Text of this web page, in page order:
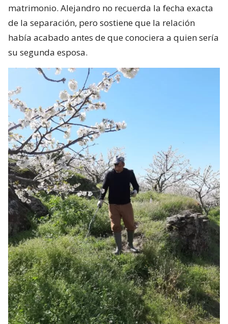
matrimonio. Alejandro no recuerda la fecha exacta
de la separación, pero sostiene que la relación
había acabado antes de que conociera a quien sería
su segunda esposa.